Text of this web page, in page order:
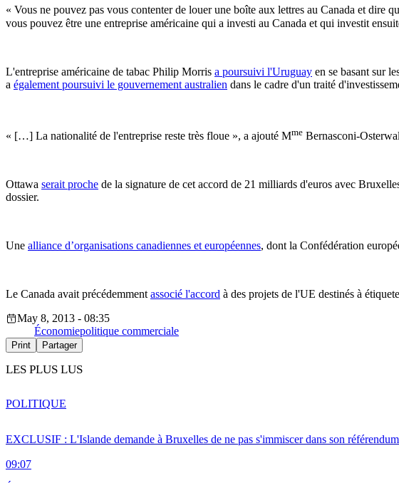
« Vous ne pouvez pas vous contenter de louer une boîte aux lettres au Canada et dire
vous pouvez être une entreprise américaine qui a investi au Canada et qui investit
L'entreprise américaine de tabac Philip Morris a poursuivi l'Uruguay en se basant sur
a également poursuivi le gouvernement australien dans le cadre d'un traité
« […] La nationalité de l'entreprise reste très floue », a ajouté Mme Bernasconi-
Ottawa serait proche de la signature de cet accord de 21 milliards d'euros avec
dossier.
Une alliance d’organisations canadiennes et européennes, dont la Confédération
Le Canada avait précédemment associé l'accord à des projets de l'UE destinés à
May 8, 2013 - 08:35
Économiepolitique commerciale
Print Partager
LES PLUS LUS
EXCLUSIF : L'Islande demande à Bruxelles de ne pas s'immiscer dans son
09:07
POLITIQUE